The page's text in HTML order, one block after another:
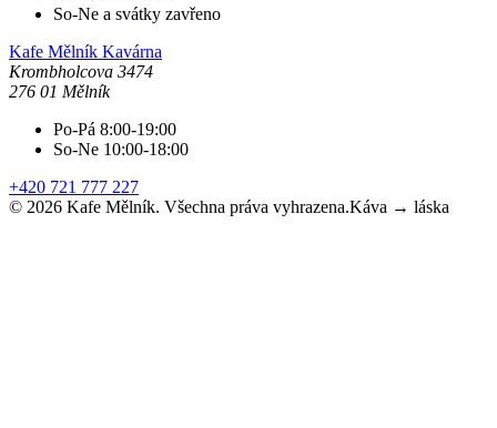
So-Ne a svátky zavřeno
Kafe Mělník Kavárna
Krombholcova 3474
276 01 Mělník
Po-Pá 8:00-19:00
So-Ne 10:00-18:00
+420 721 777 227
© 2026 Kafe Mělník. Všechna práva vyhrazena.Káva → láska